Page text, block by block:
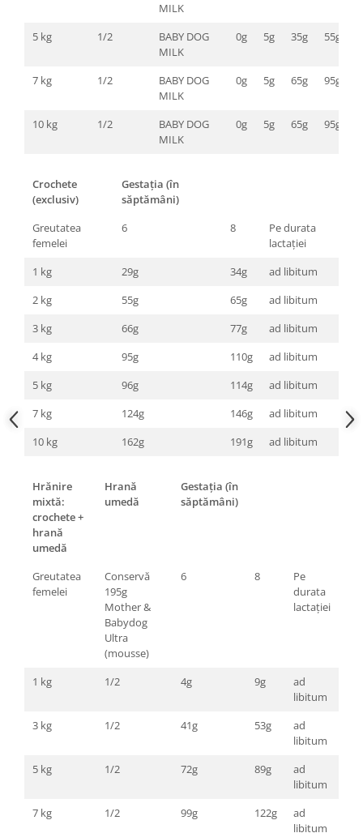
MILK
5 kg 1/2
BABY DOG
MILK
0g 5g 35g 55g
7 kg 1/2
BABY DOG
MILK
0g 5g 65g 95g
10 kg 1/2
BABY DOG
MILK
0g 5g 65g 95g
Crochete
(exclusiv)
Gestația (în
săptămâni)
Greutatea
femelei
6 8
Pe durata
lactației
1 kg
29g 34g
ad libitum
2 kg
55g 65g
ad libitum
3 kg
66g 77g
ad libitum
4 kg
95g 110g
ad libitum
5 kg
96g 114g
ad libitum
7 kg
124g 146g
ad libitum
10 kg
162g 191g ad libitum
Hrănire
mixtă:
crochete +
hrană
umedă
Hrană
umedă
Gestația (în
săptămâni)
Greutatea
femelei
Conservă
195g
Mother &
Babydog
Ultra
(mousse)
6 8
Pe
durata
lactației
1 kg 1/2 4g 9g
ad
libitum
3 kg
1/2 41g 53g
ad
libitum
5 kg
1/2 72g 89g
ad
libitum
7 kg
1/2 99g 122g
ad
libitum